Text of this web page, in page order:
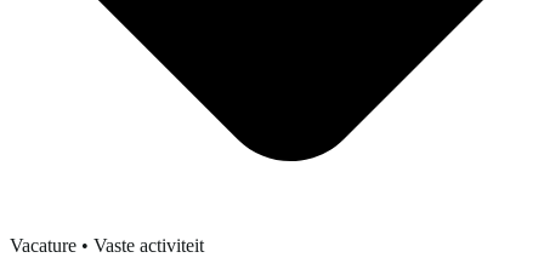
Vacature • Vaste activiteit